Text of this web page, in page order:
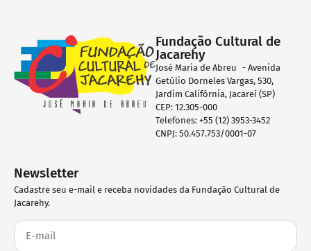
Fundação Cultural de
Jacarehy
José Maria de Abreu - Avenida
Getúlio Dorneles Vargas, 530,
Jardim Califórnia, Jacareí (SP)
CEP: 12.305-000
Telefones: +55 (12) 3953-3452
CNPJ: 50.457.753/0001-07
Newsletter
Cadastre seu e-mail e receba novidades da Fundação Cultural de
Jacarehy.